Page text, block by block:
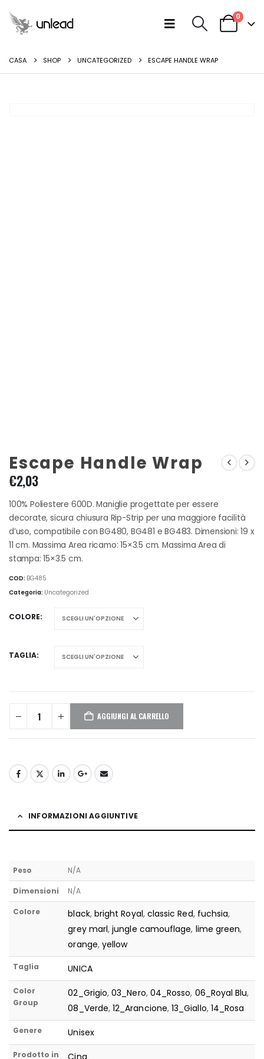
0
CASA SHOP UNCATEGORIZED ESCAPE HANDLE WRAP
Escape Handle Wrap
€2,03
100% Poliestere 600D. Maniglie progettate per essere
decorate, sicura chiusura Rip-Strip per una maggiore facilità
d’uso, compatibile con BG480, BG481 e BG483. Dimensioni: 19 x
11 cm. Massima Area ricamo: 15×3.5 cm. Massima Area di
stampa: 15×3.5 cm.
COD: BG485
Categoria: Uncategorized
COLORE
TAGLIA
AGGIUNGI AL CARRELLO
INFORMAZIONI AGGIUNTIVE
Peso N/A
Dimensioni N/A
Colore black, bright Royal, classic Red, fuchsia,
grey marl,jungle camouflage, lime green,
orange, yellow
Taglia UNICA
Color
Group
02_Grigio,03_Nero, 04_Rosso, 06_Royal Blu,
08_Verde,12_Arancione,13_Giallo, 14_Rosa
Genere Unisex
Prodotto in Cina